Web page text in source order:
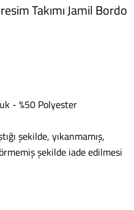
Takımı Jamil Bordo
- %50 Polyester
şekilde, yıkanmamış,
şekilde iade edilmesi